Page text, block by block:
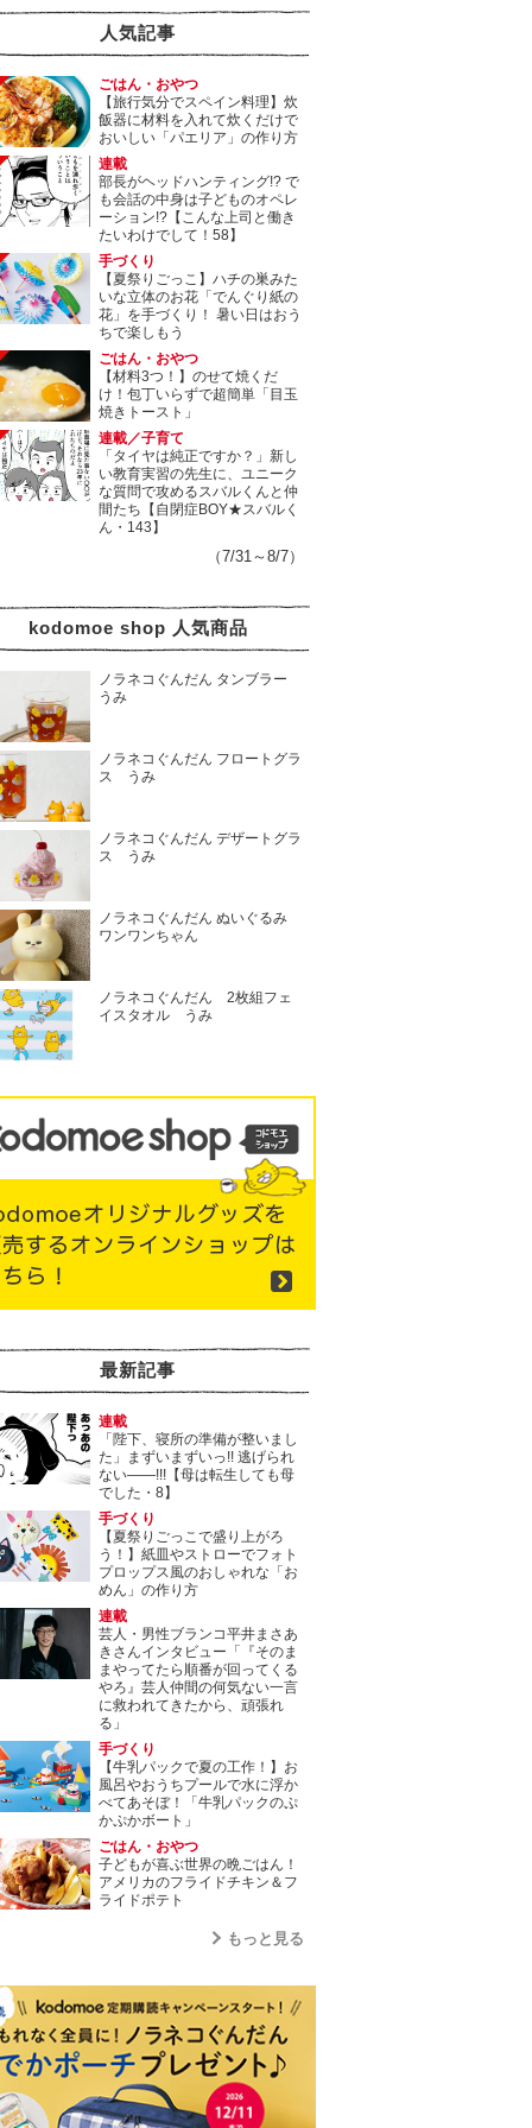
人気記事
ごはん・おやつ
【旅行気分でスペイン料理】炊
飯器に材料を入れて炊くだけで
おいしい「パエリア」の作り方
連載
部長がヘッドハンティング!? で
も会話の中身は子どものオペレ
ーション!?【こんな上司と働き
たいわけでして！58】
手づくり
【夏祭りごっこ】ハチの巣みた
いな立体のお花「でんぐり紙の
花」を手づくり！ 暑い日はおう
ちで楽しもう
ごはん・おやつ
【材料3つ！】のせて焼くだ
け！包丁いらずで超簡単「目玉
焼きトースト」
連載／子育て
「タイヤは純正ですか？」新し
い教育実習の先生に、ユニーク
な質問で攻めるスバルくんと仲
間たち【自閉症BOY★スバルく
ん・143】
（7/31～8/7）
kodomoe shop 人気商品
ノラネコぐんだん タンブラー
うみ
ノラネコぐんだん フロートグラ
ス うみ
ノラネコぐんだん デザートグラ
ス うみ
ノラネコぐんだん ぬいぐるみ
ワンワンちゃん
ノラネコぐんだん 2枚組フェ
イスタオル うみ
最新記事
連載
「陛下、寝所の準備が整いまし
た」まずいまずいっ!! 逃げられ
ない――!!!【母は転生しても母
でした・8】
手づくり
【夏祭りごっこで盛り上がろ
う！】紙皿やストローでフォト
プロップス風のおしゃれな「お
めん」の作り方
連載
芸人・男性ブランコ平井まさあ
きさんインタビュー「『そのま
まやってたら順番が回ってくる
やろ』芸人仲間の何気ない一言
に救われてきたから、頑張れ
る」
手づくり
【牛乳パックで夏の工作！】お
風呂やおうちプールで水に浮か
べてあそぼ！「牛乳パックのぷ
かぷかボート」
ごはん・おやつ
子どもが喜ぶ世界の晩ごはん！
アメリカのフライドチキン＆フ
ライドポテト
もっと見る